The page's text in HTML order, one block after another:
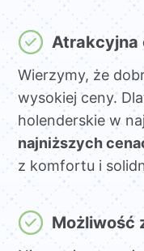
Atrakcyjna
Wierzymy, że
wysokiej ceny.
holenderskie w
najniższych
z komfortu i
Możliwość